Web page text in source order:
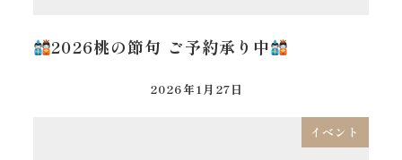
2026桃の節句 ご予約承り中
2026年1月27日
イベント